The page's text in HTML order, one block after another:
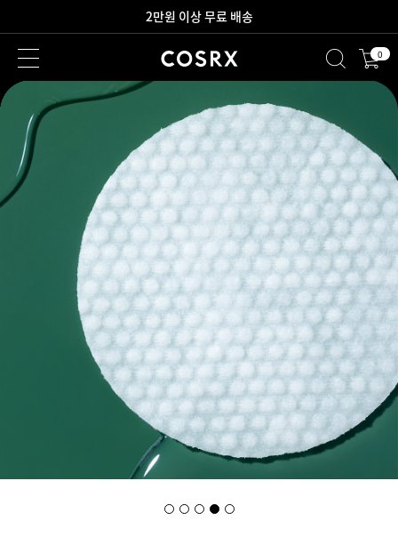
새로워진 회원 혜택을 만나보세요!
2만원 이상 무료 배송 0